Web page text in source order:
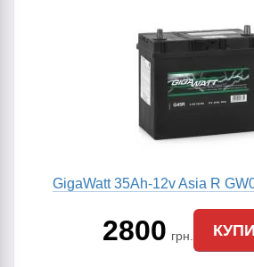
GigaWatt 35Аh-12v Asia R
2800 грн.